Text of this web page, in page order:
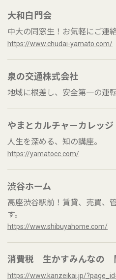
大和白門会
中大の同窓生！お気軽にご連
https://www.chudai-yamato.com/
泉の交通株式会社
地域に根差し、安全第一の運
やまとカルチャーカレッジ
人生を深める、知の講座。
https://yamatocc.com/
渋谷ホーム
高座渋谷駅前！賃貸、売買、
す。
https://www.shibuyahome.com/
消費税 生かすみんなの
https://www.kanzeikai.jp/